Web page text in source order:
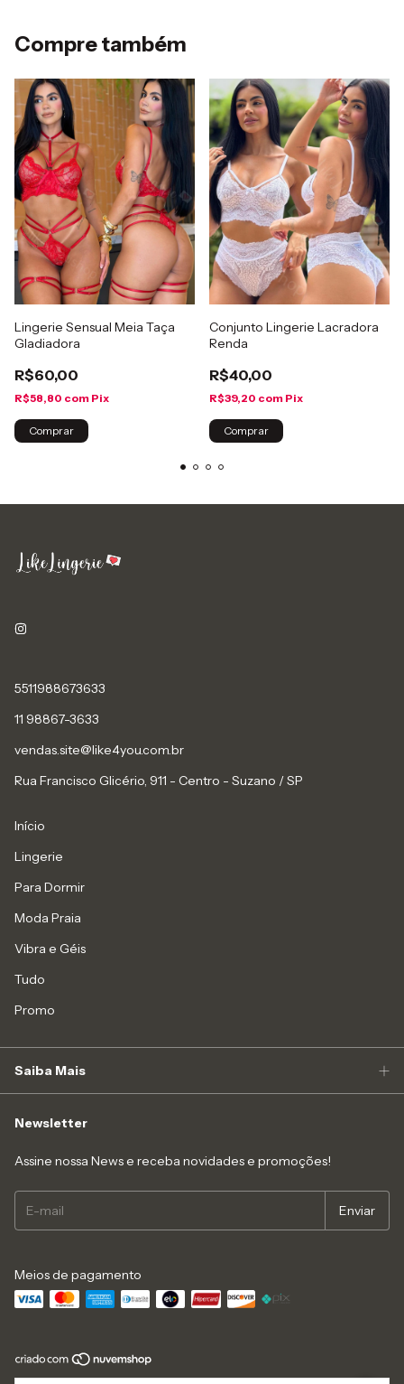
Compre também
Lingerie Sensual Meia Taça
Gladiadora
R$60,00
R$58,80 com Pix
Comprar
Conjunto Lingerie Lacradora
Renda
R$40,00
R$39,20 com Pix
Comprar
5511988673633
11 98867-3633
vendas.site@like4you.com.br
Rua Francisco Glicério, 911 - Centro - Suzano / SP
Início
Lingerie
Para Dormir
Moda Praia
Vibra e Géis
Tudo
Promo
Saiba Mais
Newsletter
Assine nossa News e receba novidades e promoções!
Meios de pagamento
Copyright Like4you Moda Intima Ltda - 16547545000152 - 2026. Todos os